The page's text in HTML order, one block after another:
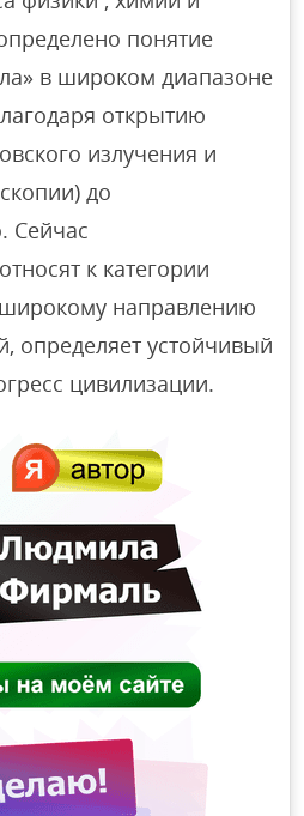
понятие
в широком диапазоне
открытию
излучения и
до
Сейчас
к категории
широкому направлению
определяет устойчивый
цивилизации.